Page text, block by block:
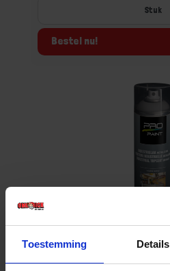
Toestemming Details
Stuk
Bestel nu!
zilver ALU 500ML